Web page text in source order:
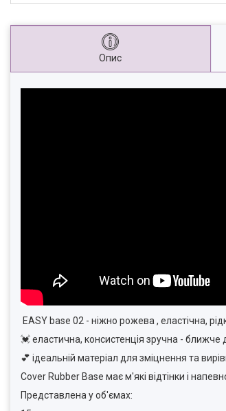
Опис
EASY base 02 - ніжно рожева , еластічна,
💓 еластична, консистенція зручна - ближче
💕 ідеальній матеріал для зміцнення та
Cover Rubber Base має м'які відтінки і
Представлена у об'ємах: